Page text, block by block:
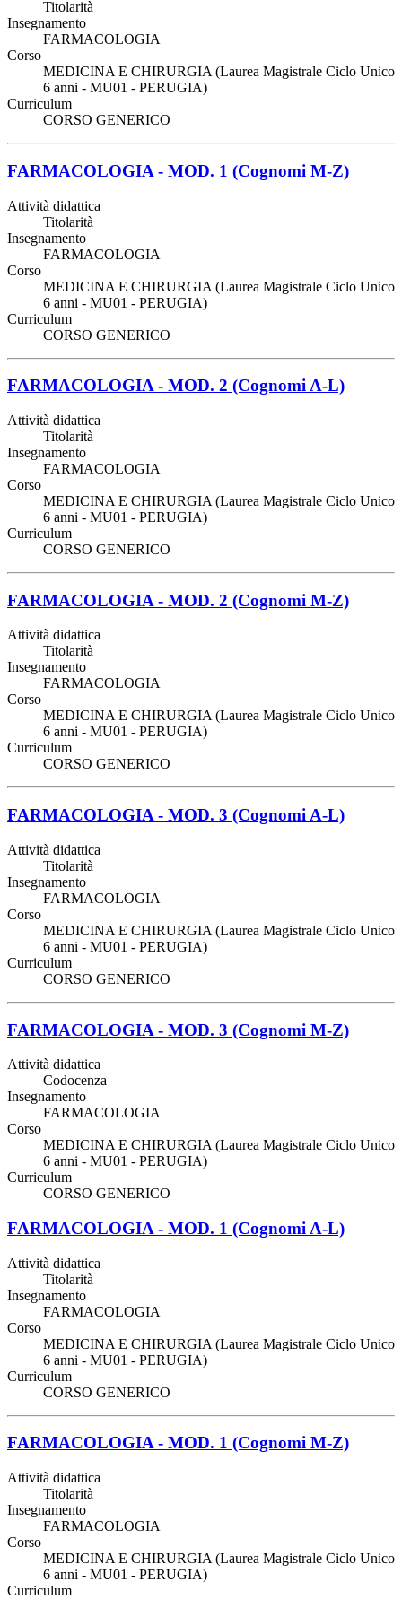
Titolarità
Insegnamento
FARMACOLOGIA
Corso
MEDICINA E CHIRURGIA (Laurea Magistrale Ciclo Unico
6 anni - MU01 - PERUGIA)
Curriculum
CORSO GENERICO
FARMACOLOGIA - MOD. 1 (Cognomi M-Z)
Attività didattica
Titolarità
Insegnamento
FARMACOLOGIA
Corso
MEDICINA E CHIRURGIA (Laurea Magistrale Ciclo Unico
6 anni - MU01 - PERUGIA)
Curriculum
CORSO GENERICO
FARMACOLOGIA - MOD. 2 (Cognomi A-L)
Attività didattica
Titolarità
Insegnamento
FARMACOLOGIA
Corso
MEDICINA E CHIRURGIA (Laurea Magistrale Ciclo Unico
6 anni - MU01 - PERUGIA)
Curriculum
CORSO GENERICO
FARMACOLOGIA - MOD. 2 (Cognomi M-Z)
Attività didattica
Titolarità
Insegnamento
FARMACOLOGIA
Corso
MEDICINA E CHIRURGIA (Laurea Magistrale Ciclo Unico
6 anni - MU01 - PERUGIA)
Curriculum
CORSO GENERICO
FARMACOLOGIA - MOD. 3 (Cognomi A-L)
Attività didattica
Titolarità
Insegnamento
FARMACOLOGIA
Corso
MEDICINA E CHIRURGIA (Laurea Magistrale Ciclo Unico
6 anni - MU01 - PERUGIA)
Curriculum
CORSO GENERICO
FARMACOLOGIA - MOD. 3 (Cognomi M-Z)
Attività didattica
Codocenza
Insegnamento
FARMACOLOGIA
Corso
MEDICINA E CHIRURGIA (Laurea Magistrale Ciclo Unico
6 anni - MU01 - PERUGIA)
Curriculum
CORSO GENERICO
FARMACOLOGIA - MOD. 1 (Cognomi A-L)
Attività didattica
Titolarità
Insegnamento
FARMACOLOGIA
Corso
MEDICINA E CHIRURGIA (Laurea Magistrale Ciclo Unico
6 anni - MU01 - PERUGIA)
Curriculum
CORSO GENERICO
FARMACOLOGIA - MOD. 1 (Cognomi M-Z)
Attività didattica
Titolarità
Insegnamento
FARMACOLOGIA
Corso
MEDICINA E CHIRURGIA (Laurea Magistrale Ciclo Unico
6 anni - MU01 - PERUGIA)
Curriculum